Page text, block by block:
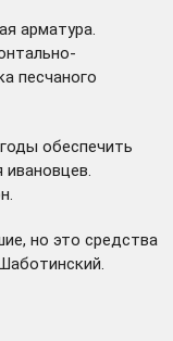
арматура.
песчаного
обеспечить
но это средства